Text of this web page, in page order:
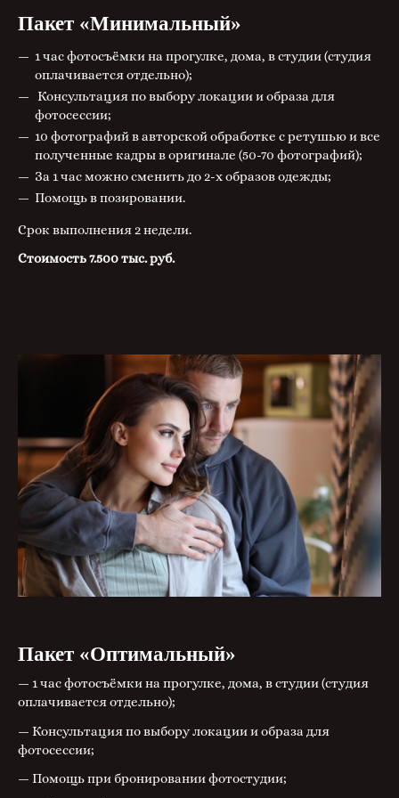
Пакет «Минимальный»
1 час фотосъёмки на прогулке, дома, в студии (студия
оплачивается отдельно);
Консультация по выбору локации и образа для
фотосессии;
10 фотографий в авторской обработке с ретушью и все
полученные кадры в оригинале (50-70 фотографий);
За 1 час можно сменить до 2-х образов одежды;
Помощь в позировании.
Срок выполнения 2 недели.
Стоимость 7.500 тыс. руб.
Пакет «Оптимальный»
— 1 час фотосъёмки на прогулке, дома, в студии (студия
оплачивается отдельно);
— Консультация по выбору локации и образа для
фотосессии;
— Помощь при бронировании фотостудии;